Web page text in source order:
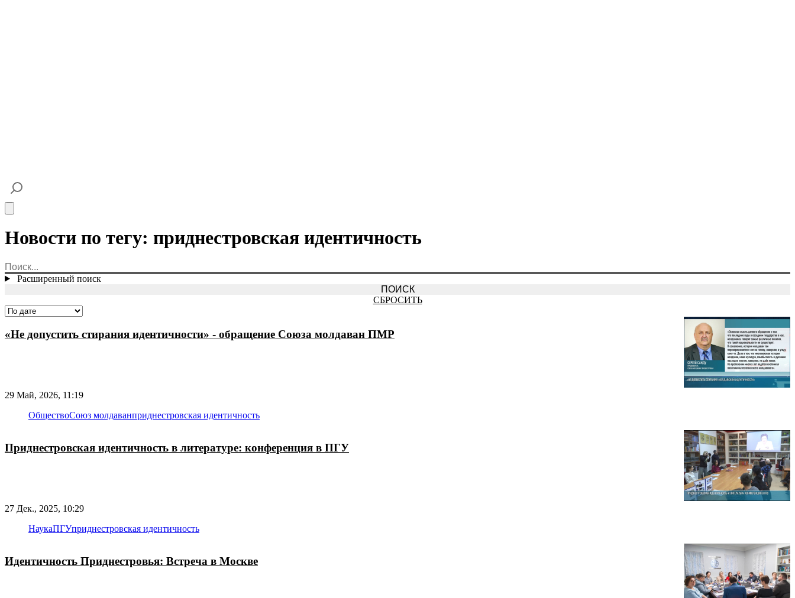
Новости по тегу: приднестровская идентичность
Расширенный поиск
СБРОСИТЬ
«Не допустить стирания идентичности» - обращение Союза молдаван ПМР
29 Май, 2026, 11:19
ОбществоСоюз молдаванприднестровская идентичность
Приднестровская идентичность в литературе: конференция в ПГУ
27 Дек., 2025, 10:29
НаукаПГУприднестровская идентичность
Идентичность Приднестровья: Встреча в Москве